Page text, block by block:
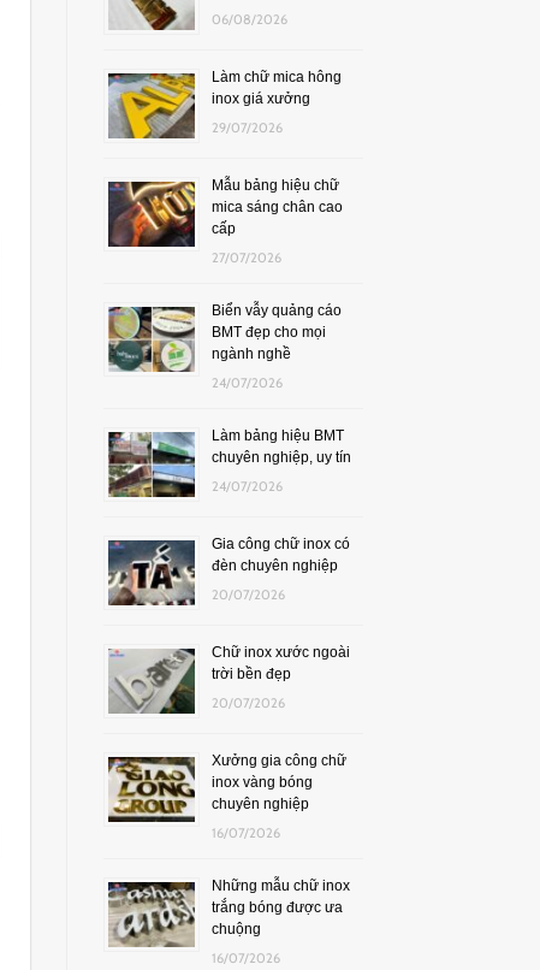
06/08/2026
Làm chữ mica hông
inox giá xưởng
29/07/2026
Mẫu bảng hiệu chữ
mica sáng chân cao
cấp
27/07/2026
Biển vẫy quảng cáo
BMT đẹp cho mọi
ngành nghề
24/07/2026
Làm bảng hiệu BMT
chuyên nghiệp, uy tín
24/07/2026
Gia công chữ inox có
đèn chuyên nghiệp
20/07/2026
Chữ inox xước ngoài
trời bền đẹp
20/07/2026
Xưởng gia công chữ
inox vàng bóng
chuyên nghiệp
16/07/2026
Những mẫu chữ inox
trắng bóng được ưa
chuộng
16/07/2026